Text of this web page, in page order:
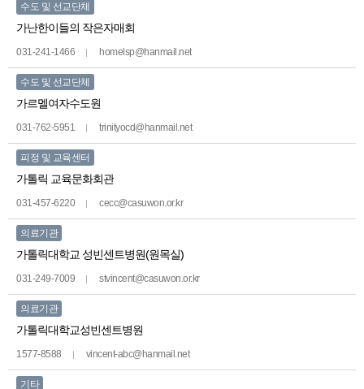
수도 및 선교단체
가난한이들의 작은자매회
031-241-1466 homelsp@hanmail.net
수도 및 선교단체
가르멜여자수도원
031-762-5951 trinityocd@hanmail.net
피정 및 교육센터
가톨릭 교육문화회관
031-457-6220 cecc@casuwon.or.kr
의료기관
가톨릭대학교 성빈센트병원(원목실)
031-249-7009 stvincent@casuwon.or.kr
의료기관
가톨릭대학교성빈센트병원
1577-8588 vincent-abc@hanmail.net
기타